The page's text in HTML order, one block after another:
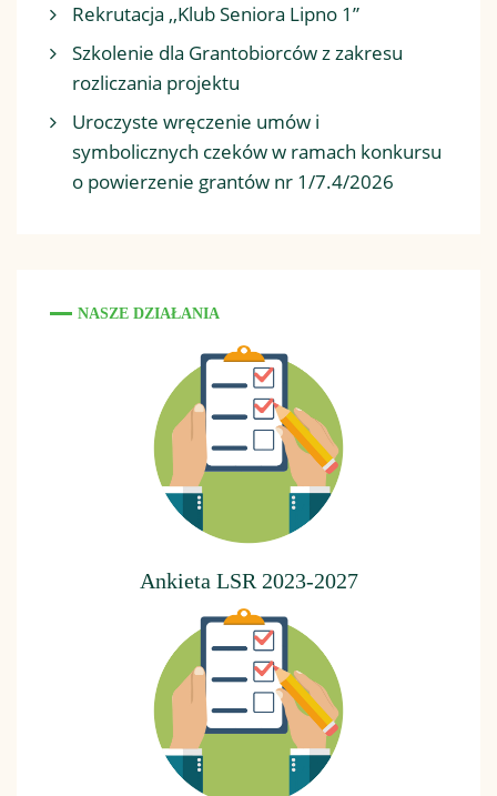
Rekrutacja ,,Klub Seniora Lipno 1”
Szkolenie dla Grantobiorców z zakresu
rozliczania projektu
Uroczyste wręczenie umów i
symbolicznych czeków w ramach konkursu
o powierzenie grantów nr 1/7.4/2026
NASZE DZIAŁANIA
Ankieta LSR 2023-2027